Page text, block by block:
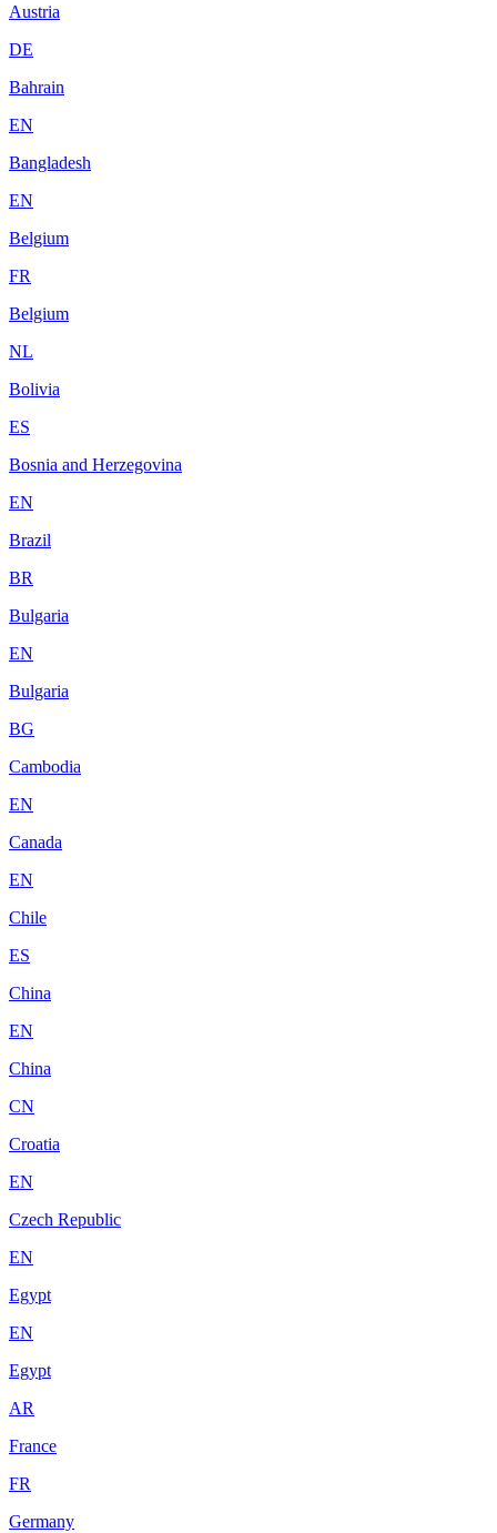
Austria
DE
Bahrain
EN
Bangladesh
EN
Belgium
FR
Belgium
NL
Bolivia
ES
Bosnia and Herzegovina
EN
Brazil
BR
Bulgaria
EN
Bulgaria
BG
Cambodia
EN
Canada
EN
Chile
ES
China
EN
China
CN
Croatia
EN
Czech Republic
EN
Egypt
EN
Egypt
AR
France
FR
Germany